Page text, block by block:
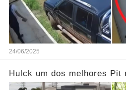
24/06/2025
Hulck um dos melhores Pit